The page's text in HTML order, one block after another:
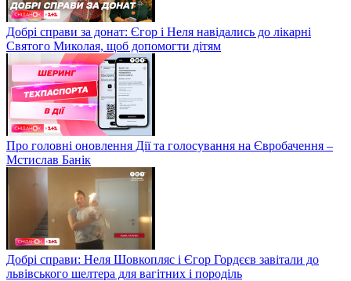
Добрі справи за донат: Єгор і Неля навідались до лікарні
Святого Миколая, щоб допомогти дітям
Про головні оновлення Дії та голосування на Євробачення –
Мстислав Банік
Добрі справи: Неля Шовкопляс і Єгор Гордєєв завітали до
львівського шелтера для вагітних і породіль